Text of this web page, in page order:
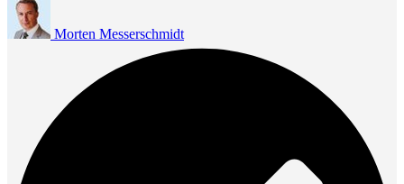
Morten Messerschmidt